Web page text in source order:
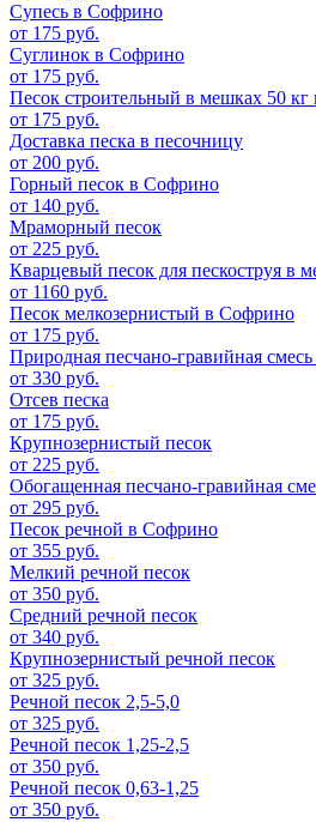
Супесь в Софрино
от 175 руб.
Суглинок в Софрино
от 175 руб.
Песок строительный в мешках 50
от 175 руб.
Доставка песка в песочницу
от 200 руб.
Горный песок в Софрино
от 140 руб.
Мраморный песок
от 225 руб.
Кварцевый песок для пескоструя в
от 1160 руб.
Песок мелкозернистый в Софрино
от 175 руб.
Природная песчано-гравийная
от 330 руб.
Отсев песка
от 175 руб.
Крупнозернистый песок
от 225 руб.
Обогащенная песчано-гравийная
от 295 руб.
Песок речной в Софрино
от 355 руб.
Мелкий речной песок
от 350 руб.
Средний речной песок
от 340 руб.
Крупнозернистый речной песок
от 325 руб.
Речной песок 2,5-5,0
от 325 руб.
Речной песок 1,25-2,5
от 350 руб.
Речной песок 0,63-1,25
от 350 руб.